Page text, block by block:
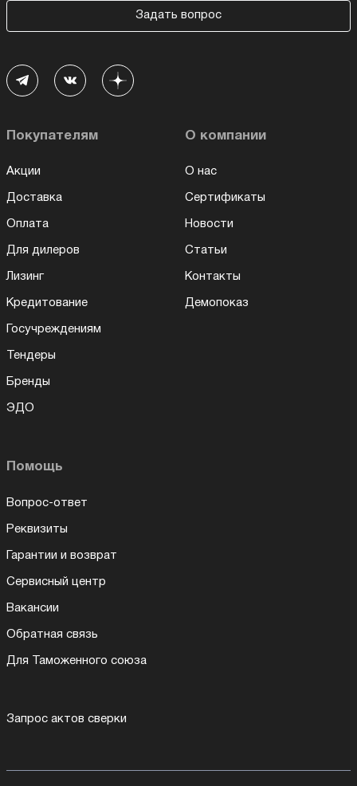
Задать вопрос
Покупателям
Акции
Доставка
Оплата
Для дилеров
Лизинг
Кредитование
Госучреждениям
Тендеры
Бренды
ЭДО
О компании
О нас
Сертификаты
Новости
Статьи
Контакты
Демопоказ
Помощь
Вопрос-ответ
Реквизиты
Гарантии и возврат
Сервисный центр
Вакансии
Обратная связь
Для Таможенного союза
Запрос актов сверки